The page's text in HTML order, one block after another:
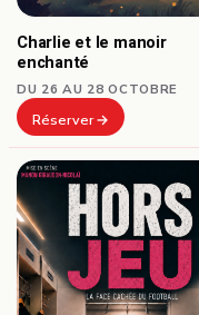
Charlie et le manoir
enchanté
DU 26 AU 28 OCTOBRE
Réserver